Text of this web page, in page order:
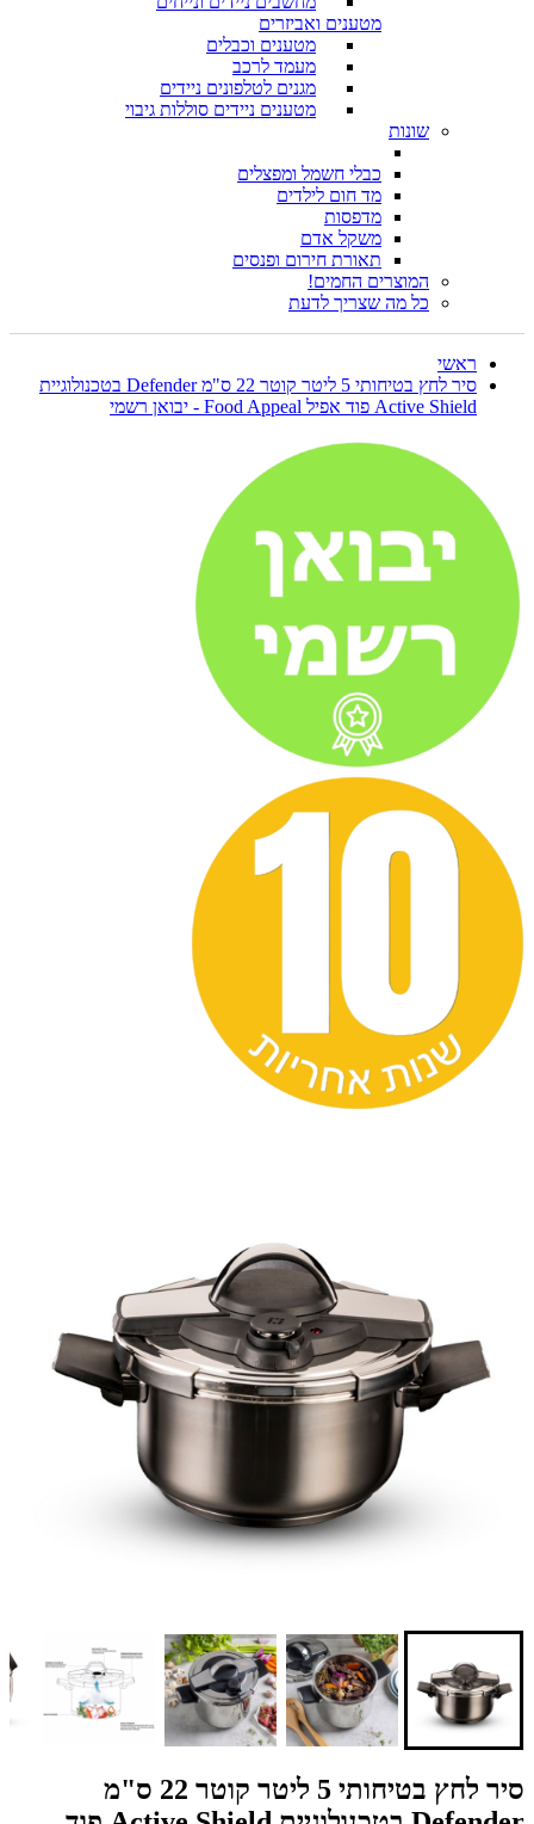
מטענים ואביזרים
מטענים וכבלים
מעמד לרכב
מגנים לטלפונים ניידים
מטענים ניידים סוללות גיבוי
שונות
כבלי חשמל ומפצלים
מד חום לילדים
מדפסות
משקל אדם
תאורת חירום ופנסים
המוצרים החמים!
כל מה שצריך לדעת
ראשי
סיר לחץ בטיחותי 5 ליטר קוטר 22 ס"מ Defender בטכנולוגיית
Active Shield פוד אפיל Food Appeal - יבואן רשמי
סיר לחץ בטיחותי 5 ליטר קוטר 22 ס"מ